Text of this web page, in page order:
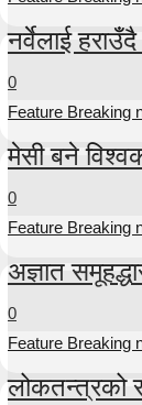
नर्वेलाई
0
Feature Breaking
मेसी बने
0
Feature Breaking
अज्ञात
0
Feature Breaking
लोकतन्त्रको